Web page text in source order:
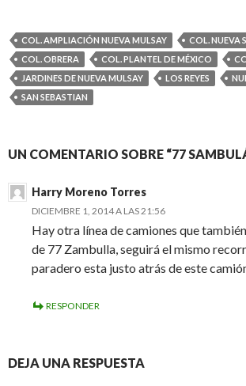
COL. AMPLIACIÓN NUEVA MULSAY
COL. NUEVA
COL. OBRERA
COL. PLANTEL DE MÉXICO
JARDINES DE NUEVA MULSAY
LOS REYES
SAN SEBASTIAN
UN COMENTARIO SOBRE “77
Harry Moreno Torres
DICIEMBRE 1, 2014 A LAS 21:56
Hay otra línea de camiones que
de 77 Zambulla, seguirá el mismo
paradero esta justo atrás de este
RESPONDER
DEJA UNA RESPUESTA